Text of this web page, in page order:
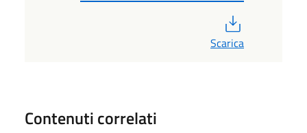
Scarica
Contenuti correlati